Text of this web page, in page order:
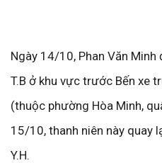
Ngày 14/10, Phan Văn
T.B ở khu vực trước Bến xe
(thuộc phường Hòa Minh,
15/10, thanh niên này quay
Y.H.